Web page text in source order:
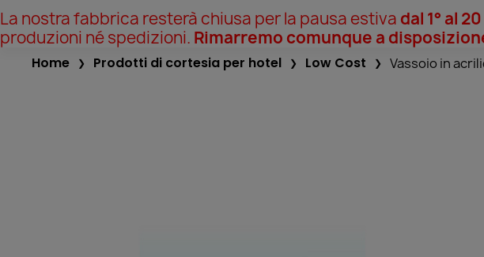
La nostra fabbrica resterà chiusa per la pausa estiva dal 1° al
produzioni né spedizioni. Rimarremo comunque a
Home Prodotti di cortesia per hotel Low Cost
Vassoio in